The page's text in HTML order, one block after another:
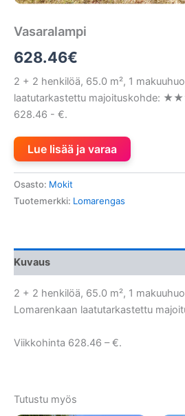
Vasaralampi
628.46€
2 + 2 henkilöä, 65.0 m², 1
laatutarkastettu majoituskohde:
628.46 - €.
Lue lisää ja varaa
Osasto: Mokit
Tuotemerkki: Lomarengas
Kuvaus
2 + 2 henkilöä, 65.0 m², 1
Lomarenkaan laatutarkastettu
Viikkohinta 628.46 – €.
Tutustu myös